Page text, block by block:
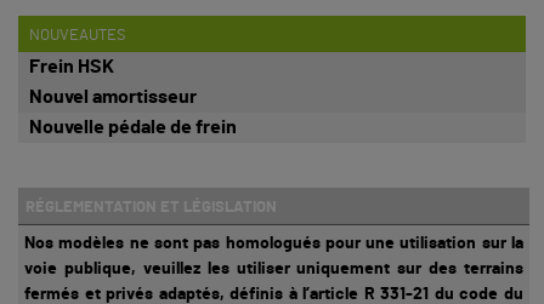
NOUVEAUTES
Frein HSK
Nouvel amortisseur
Nouvelle pédale de frein
RÉGLEMENTATION ET LÉGISLATION
Nos modèles ne sont pas homologués pour une utilisation sur la
voie publique, veuillez les utiliser uniquement sur des terrains
fermés et privés adaptés, définis à l’article R 331-21 du code du